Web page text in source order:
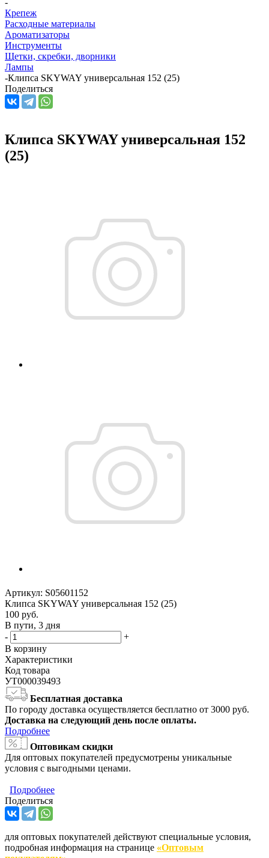
Крепеж
Расходные материалы
Ароматизаторы
Инструменты
Щетки, скребки, дворники
Лампы
-Клипса SKYWAY универсальная 152 (25)
Поделиться
Клипса SKYWAY универсальная 152
(25)
Артикул: S05601152
Клипса SKYWAY универсальная 152 (25)
100 руб.
В пути, 3 дня
-
+
В корзину
Характеристики
Код товара
УТ000039493
Бесплатная доставка
По городу доставка осуществляется бесплатно от 3000 руб.
Доставка на следующий день после оплаты.
Подробнее
Оптовикам скидки
Для оптовых покупателей предусмотрены уникальные
условия с выгодными ценами.
Подробнее
Поделиться
для оптовых покупателей действуют специальные условия,
подробная информация на странице «Оптовым